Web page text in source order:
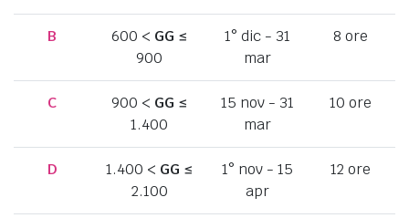
B 600 < GG ≤
900
1° dic - 31
mar
8 ore
C 900 < GG ≤
1.400
15 nov - 31
mar
10 ore
D 1.400 < GG ≤
2.100
1° nov - 15
apr
12 ore